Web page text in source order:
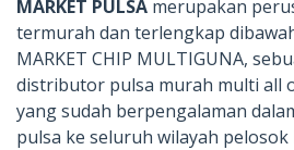
MARKET PULSA merupakan
termurah dan terlengkap
MARKET CHIP MULTIGUNA,
distributor pulsa murah multi all
yang sudah berpengalaman
pulsa ke seluruh wilayah pelosok